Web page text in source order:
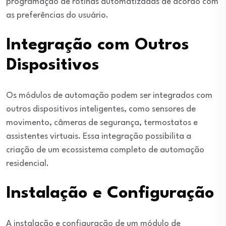
programação de rotinas automatizadas de acordo com
as preferências do usuário.
Integração com Outros
Dispositivos
Os módulos de automação podem ser integrados com
outros dispositivos inteligentes, como sensores de
movimento, câmeras de segurança, termostatos e
assistentes virtuais. Essa integração possibilita a
criação de um ecossistema completo de automação
residencial.
Instalação e Configuração
A instalação e configuração de um módulo de